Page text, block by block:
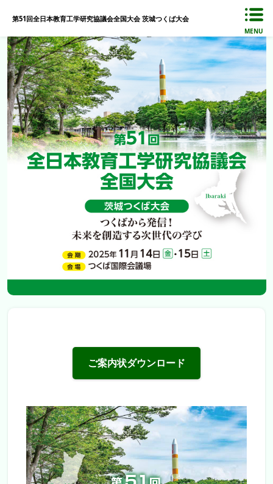
第51回全日本教育工学研究協議会全国大会 茨城つくば大会
MENU
ご案内状ダウンロード